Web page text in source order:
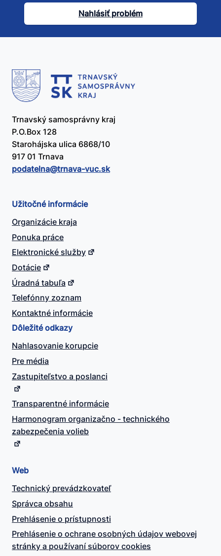
článok
užitočný?
Nahlásiť problém
Trnavský samosprávny kraj
P.O.Box 128
Starohájska ulica 6868/10
917 01 Trnava
podatelna@​trnava-vuc.sk
Užitočné informácie
Organizácie kraja
Ponuka práce
Elektronické služby
Dotácie
Úradná tabuľa
Telefónny zoznam
Kontaktné informácie
Dôležité odkazy
Nahlasovanie korupcie
Pre média
Zastupiteľstvo a poslanci
Transparentné informácie
Harmonogram organizačno - technického
zabezpečenia volieb
Web
Technický prevádzkovateľ
Správca obsahu
Prehlásenie o prístupnosti
Prehlásenie o ochrane osobných údajov webovej
stránky a používaní súborov cookies